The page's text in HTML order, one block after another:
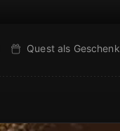
Quest als Geschenk